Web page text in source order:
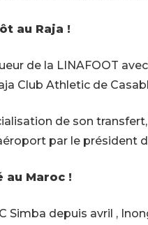
au Raja !
de la LINAFOOT
Club Athletic de
de son
par le président
au Maroc !
Simba depuis avril ,